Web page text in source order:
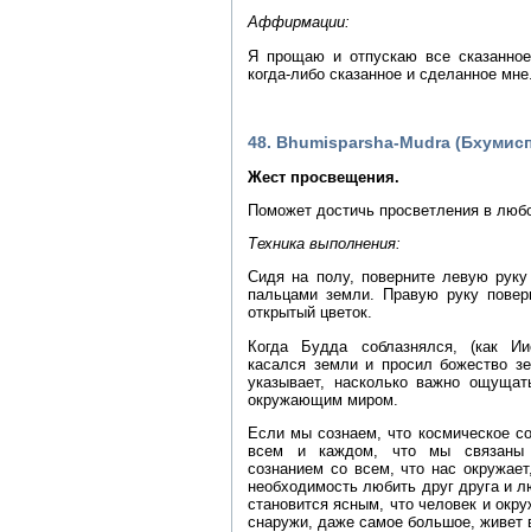
Аффирмации:
Я прощаю и отпускаю все
когда-либо сказанное и сделанное
48. Bhumisparsha-Mudra
Жест просвещения.
Поможет достичь просветления в
Техника выполнения:
Сидя на полу, поверните левую
пальцами земли. Правую руку
открытый цветок.
Когда Будда соблазнялся, (как
касался земли и просил божество
указывает, насколько важно
окружающим миром.
Если мы сознаем, что космическое
всем и каждом, что мы связаны
сознанием со всем, что нас
необходимость любить друг друга и
становится ясным, что человек и
снаружи, даже самое большое, живет